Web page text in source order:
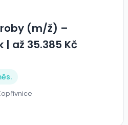
(m/ž) –
až 35.385 Kč